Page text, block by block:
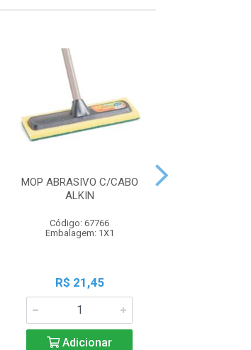
MOP ABRASIVO C/CABO
ALKIN
Código: 67766
Embalagem: 1X1
R$ 21,45
Adicionar